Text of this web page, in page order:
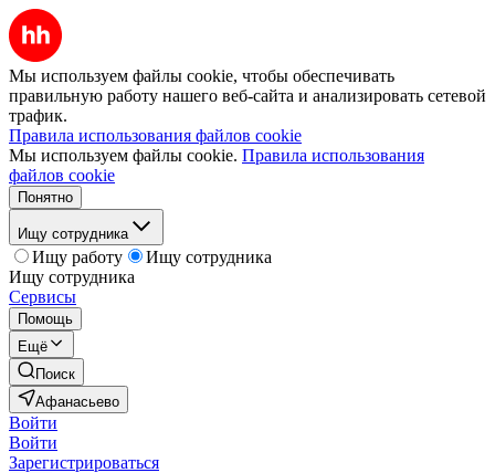
Мы используем файлы cookie, чтобы обеспечивать
правильную работу нашего веб-сайта и анализировать сетевой
трафик.
Правила использования файлов cookie
Мы используем файлы cookie. Правила использования
файлов cookie
Понятно
Ищу сотрудника
Ищу работу
Ищу сотрудника
Ищу сотрудника
Сервисы
Помощь
Ещё
Поиск
Афанасьево
Войти
Войти
Зарегистрироваться